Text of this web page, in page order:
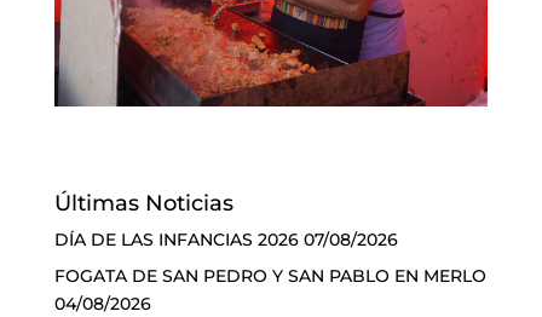
Últimas Noticias
DÍA DE LAS INFANCIAS 2026 07/08/2026
FOGATA DE SAN PEDRO Y SAN PABLO EN MERLO
04/08/2026